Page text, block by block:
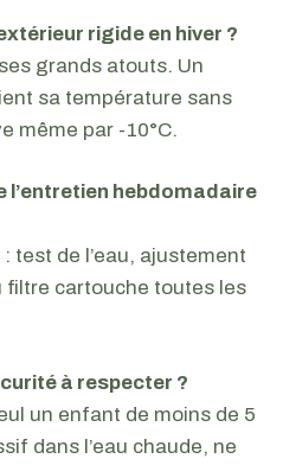
rigide en hiver ?
grands atouts. Un
sa température sans
même par -10°C.
l’entretien hebdomadaire
test de l’eau, ajustement
filtre cartouche toutes les
à respecter ?
un enfant de moins de 5
dans l’eau chaude, ne